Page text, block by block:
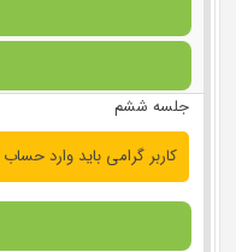
جلسه ششم
کاربر گرامی باید وارد